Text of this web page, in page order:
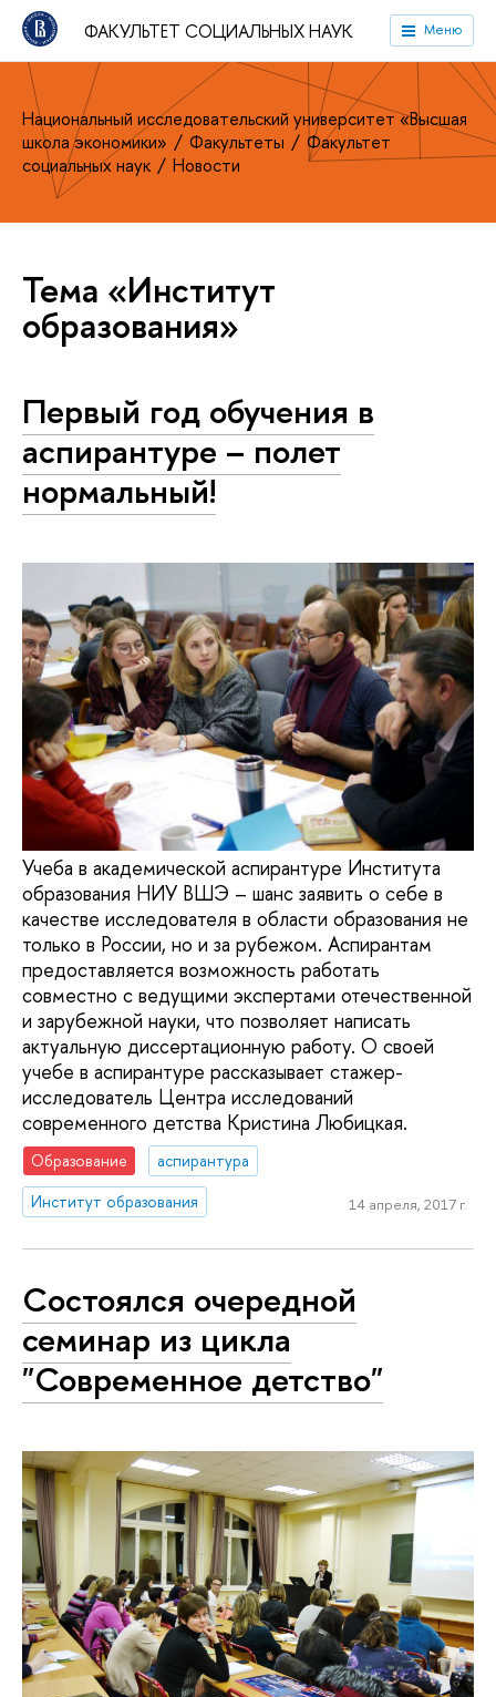
ФАКУЛЬТЕТ СОЦИАЛЬНЫХ НАУК Меню
Национальный исследовательский университет «Высшая
школа экономики»
Факультеты
Факультет
социальных наук
Новости
Тема «Институт
образования»
Первый год обучения в
аспирантуре – полет
нормальный!
Учеба в академической аспирантуре Института
образования НИУ ВШЭ – шанс заявить о себе в
качестве исследователя в области образования не
только в России, но и за рубежом. Аспирантам
предоставляется возможность работать
совместно с ведущими экспертами отечественной
и зарубежной науки, что позволяет написать
актуальную диссертационную работу. О своей
учебе в аспирантуре рассказывает стажер-
исследователь Центра исследований
современного детства Кристина Любицкая.
Образование
аспирантура
Институт образования
14 апреля, 2017 г.
Cостоялся очередной
семинар из цикла
"Современное детство"